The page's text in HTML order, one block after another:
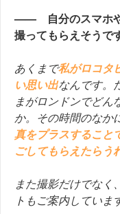
—— 自分のスマホや
撮ってもらえそうで
あくまで私がロコタ
い思い出なんです。
まがロンドンでどん
か。その時間のなかに
真をプラスすること
ごしてもらえたらう
また撮影だけでなく
トもご案内していま